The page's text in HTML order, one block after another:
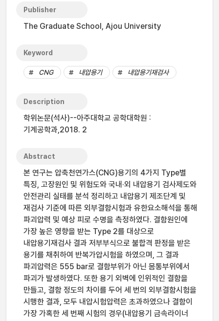
Publisher
The Graduate School, Ajou University
Keyword
CNG 내압용기 내압용기재검사
Description
학위논문(석사)--아주대학교 공학대학원 :
기계공학과,2018. 2
Abstract
본 연구는 압축천연가스(CNG)용기의 4가지 Type별
특징, 고장원인 및 위험도와 국내·외 내압용기 검사제도와
안전관리 실태를 분석 정리하고 내압용기 제조단계 및
재검사 기준에 따른 외부결함시험과 유한요소해석을 통해
파괴압력 및 예상 피로 수명을 측정하였다. 결함원인에
가장 높은 영향을 받는 Type 2를 대상으로
내압용기재검사 결과 저부부식으로 불합격 판정을 받은
용기를 채취하여 반복가압시험을 하였으며, 그 결과
파괴압력은 555 bar로 결함부위가 아닌 몸통부위에서
파괴가 발생하였다. 또한 용기 외벽에 인위적인 결함을
만들고, 결함 정도의 차이를 두어 세 번의 외부결함시험을
시행한 결과, 모두 내압시험압력은 초과하였으나 결함이
가장 가혹한 세 번째 시험의 경우(내압용기 금속라이너